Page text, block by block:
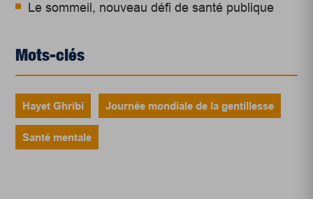
Le sommeil, nouveau défi de santé publique
Mots-clés
Hayet Ghribi Journée mondiale de la gentillesse
Santé mentale